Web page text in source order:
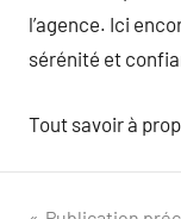
l’agence. Ici
sérénité et
Tout savoir à